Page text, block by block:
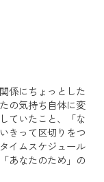
係にちょっとした
の気持ち自体に変
ていたこと、「な
きって区切りをつ
イムスケジュール
あなたのため」の